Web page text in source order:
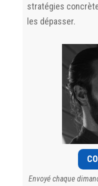
stratégies
les dépasser.
Envoyé chaque